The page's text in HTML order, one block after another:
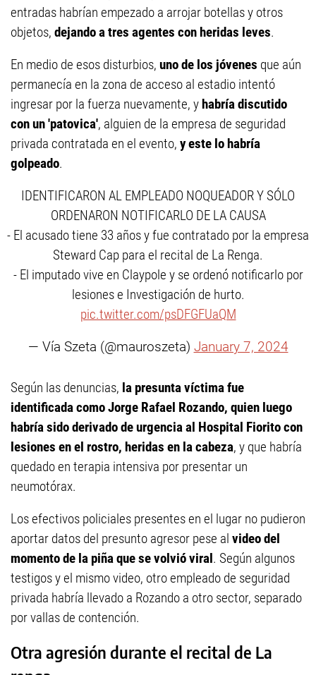
entradas habrían empezado a arrojar botellas y otros
objetos, dejando a tres agentes con heridas leves.
En medio de esos disturbios, uno de los jóvenes que aún
permanecía en la zona de acceso al estadio intentó
ingresar por la fuerza nuevamente, yhabría discutido
con un 'patovica', alguien de la empresa de seguridad
privada contratada en el evento, y este lo habría
golpeado.
IDENTIFICARON AL EMPLEADO NOQUEADOR Y SÓLO
ORDENARON NOTIFICARLO DE LA CAUSA
- El acusado tiene 33 años y fue contratado por la empresa
Steward Cap para el recital de La Renga.
- El imputado vive en Claypole y se ordenó notificarlo por
lesiones e Investigación de hurto.
pic.twitter.com/psDFGFUaQM
— Vía Szeta (@mauroszeta) January 7, 2024
Según las denuncias, la presunta víctima fue
identificada como Jorge Rafael Rozando, quien luego
habría sido derivado de urgencia al Hospital Fiorito con
lesiones en el rostro, heridas en la cabeza, y que habría
quedado en terapia intensiva por presentar un
neumotórax.
Los efectivos policiales presentes en el lugar no pudieron
aportar datos del presunto agresor pese al video del
momento de la piña que se volvió viral. Según algunos
testigos y el mismo video, otro empleado de seguridad
privada habría llevado a Rozando a otro sector, separado
por vallas de contención.
Otra agresión durante el recital de La